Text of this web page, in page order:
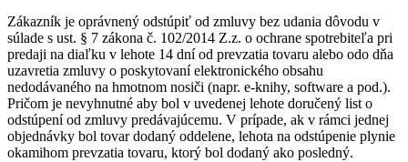
Zákazník je oprávnený odstúpiť od zmluvy bez udania dôvodu v
súlade s ust. § 7 zákona č. 102/2014 Z.z. o ochrane spotrebiteľa pri
predaji na diaľku v lehote 14 dní od prevzatia tovaru alebo odo dňa
uzavretia zmluvy o poskytovaní elektronického obsahu
nedodávaného na hmotnom nosiči (napr. e-knihy, software a pod.).
Pričom je nevyhnutné aby bol v uvedenej lehote doručený list o
odstúpení od zmluvy predávajúcemu. V prípade, ak v rámci jednej
objednávky bol tovar dodaný oddelene, lehota na odstúpenie plynie
okamihom prevzatia tovaru, ktorý bol dodaný ako posledný.